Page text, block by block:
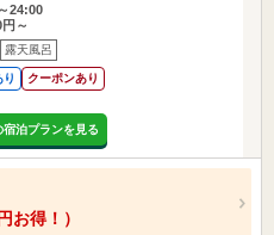
24:00
～
露天風呂
クーポンあり
泊プランを見る
お得！）